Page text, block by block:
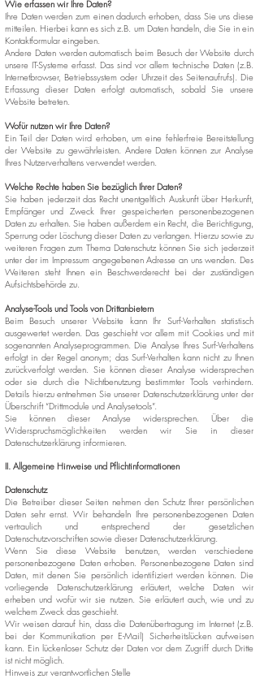
Wie erfassen wir Ihre Daten?
Ihre Daten werden zum einen dadurch erhoben, dass Sie uns diese
mitteilen. Hierbei kann es sich z.B. um Daten handeln, die Sie in ein
Kontaktformular eingeben.
Andere Daten werden automatisch beim Besuch der Website durch
unsere IT-Systeme erfasst. Das sind vor allem technische Daten (z.B.
Internetbrowser, Betriebssystem oder Uhrzeit des Seitenaufrufs). Die
Erfassung dieser Daten erfolgt automatisch, sobald Sie unsere
Website betreten.
Wofür nutzen wir Ihre Daten?
Ein Teil der Daten wird erhoben, um eine fehlerfreie Bereitstellung
der Website zu gewährleisten. Andere Daten können zur Analyse
Ihres Nutzerverhaltens verwendet werden.
Welche Rechte haben Sie bezüglich Ihrer Daten?
Sie haben jederzeit das Recht unentgeltlich Auskunft über Herkunft,
Empfänger und Zweck Ihrer gespeicherten personenbezogenen
Daten zu erhalten. Sie haben außerdem ein Recht, die Berichtigung,
Sperrung oder Löschung dieser Daten zu verlangen. Hierzu sowie zu
weiteren Fragen zum Thema Datenschutz können Sie sich jederzeit
unter der im Impressum angegebenen Adresse an uns wenden. Des
Weiteren steht Ihnen ein Beschwerderecht bei der zuständigen
Aufsichtsbehörde zu.
Analyse-Tools und Tools von Drittanbietern
Beim Besuch unserer Website kann Ihr Surf-Verhalten statistisch
ausgewertet werden. Das geschieht vor allem mit Cookies und mit
sogenannten Analyseprogrammen. Die Analyse Ihres Surf-Verhaltens
erfolgt in der Regel anonym; das Surf-Verhalten kann nicht zu Ihnen
zurückverfolgt werden. Sie können dieser Analyse widersprechen
oder sie durch die Nichtbenutzung bestimmter Tools verhindern.
Details hierzu entnehmen Sie unserer Datenschutzerklärung unter der
Überschrift “Drittmodule und Analysetools”.
Sie können dieser Analyse widersprechen. Über die
Widerspruchsmöglichkeiten werden wir Sie in dieser
Datenschutzerklärung informieren.
II. Allgemeine Hinweise und Pflichtinformationen
Datenschutz
Die Betreiber dieser Seiten nehmen den Schutz Ihrer persönlichen
Daten sehr ernst. Wir behandeln Ihre personenbezogenen Daten
vertraulich und entsprechend der gesetzlichen
Datenschutzvorschriften sowie dieser Datenschutzerklärung.
Wenn Sie diese Website benutzen, werden verschiedene
personenbezogene Daten erhoben. Personenbezogene Daten sind
Daten, mit denen Sie persönlich identifiziert werden können. Die
vorliegende Datenschutzerklärung erläutert, welche Daten wir
erheben und wofür wir sie nutzen. Sie erläutert auch, wie und zu
welchem Zweck das geschieht.
Wir weisen darauf hin, dass die Datenübertragung im Internet (z.B.
bei der Kommunikation per E-Mail) Sicherheitslücken aufweisen
kann. Ein lückenloser Schutz der Daten vor dem Zugriff durch Dritte
ist nicht möglich.
Hinweis zur verantwortlichen Stelle